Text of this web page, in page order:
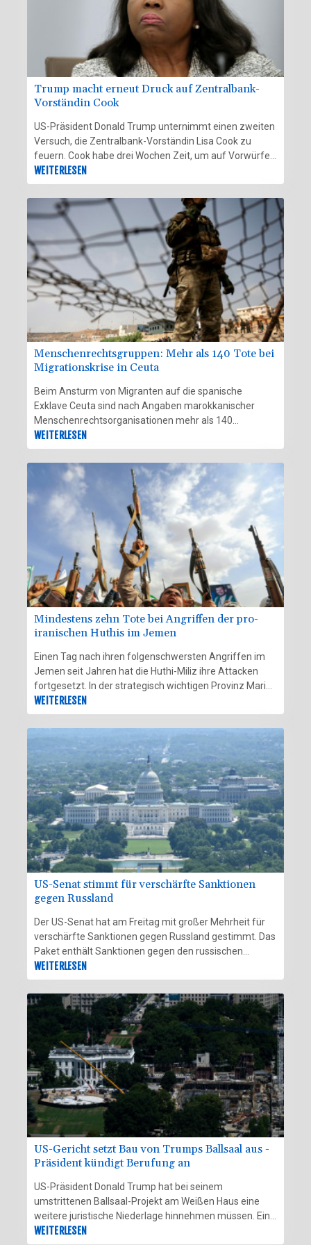
Trump macht erneut Druck auf Zentralbank-
Vorständin Cook
US-Präsident Donald Trump unternimmt einen zweiten
Versuch, die Zentralbank-Vorständin Lisa Cook zu
feuern. Cook habe drei Wochen Zeit, um auf Vorwürfe
wegen angeblicher Falschangaben bei
Immobilienkrediten zu reagieren, heißt es in einem
Brief des Weißen Hauses, der AFP am Freitag vorlag.
Trump hatte bereits im vergangenen Jahr versucht,
Cook zu feuern, war aber vom obersten US-Gericht
gestoppt worden.
WEITERLESEN
Menschenrechtsgruppen: Mehr als 140 Tote bei
Migrationskrise in Ceuta
Beim Ansturm von Migranten auf die spanische
Exklave Ceuta sind nach Angaben marokkanischer
Menschenrechtsorganisationen mehr als 140
Menschen ums Leben gekommen. Die
Menschenrechtsgruppe AMDH und eine Vereinigung in
Europa ansässiger marokkanischer Organisationen
sprachen am Freitag von mindestens 141 Toten.
WEITERLESEN
Mindestens zehn Tote bei Angriffen der pro-
iranischen Huthis im Jemen
Einen Tag nach ihren folgenschwersten Angriffen im
Jemen seit Jahren hat die Huthi-Miliz ihre Attacken
fortgesetzt. In der strategisch wichtigen Provinz Marib
seien am Freitag acht Soldaten aus dem
Regierungslager getötet worden, erfuhr die
Nachrichtenagentur AFP aus jemenitischen
Armeekreisen. Nach Angaben von Jemens
Gesundheitsminister Kasim Buhaibeh wurden in
derselben Provinz zudem mindestens zwei Zivilisten
getötet und 14 weitere verletzt. Die vom Iran
unterstützten Huthis bekannten sich zu den Angriffen.
WEITERLESEN
US-Senat stimmt für verschärfte Sanktionen
gegen Russland
Der US-Senat hat am Freitag mit großer Mehrheit für
verschärfte Sanktionen gegen Russland gestimmt. Das
Paket enthält Sanktionen gegen den russischen
Präsidenten Wladimir Putin, eine Reihe russischer
Beamter, Oligarchen und Banken sowie gegen die
sogenannte Schattenflotte, mit der Russland
bestehende Sanktionen umgeht. Es geht nun ans US-
Repräsentantenhaus, das wegen der Sommerpause
erst im September über die Sanktionen abstimmen
dürfte.
WEITERLESEN
US-Gericht setzt Bau von Trumps Ballsaal aus -
Präsident kündigt Berufung an
US-Präsident Donald Trump hat bei seinem
umstrittenen Ballsaal-Projekt am Weißen Haus eine
weitere juristische Niederlage hinnehmen müssen. Ein
Bundesberufungsgericht bestätigte am Freitag die
WEITERLESEN